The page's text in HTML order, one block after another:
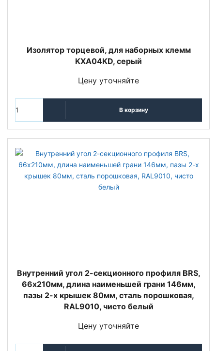
Изолятор торцевой, для наборных клемм
KXA04KD, серый
Цену уточняйте
В корзину
Внутренний угол 2-секционного профиля BRS,
66х210мм, длина наимeньшей грани 146мм,
пазы 2-х крышек 80мм, сталь порошковая,
RAL9010, чисто белый
Цену уточняйте